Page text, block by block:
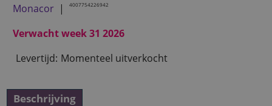
Monacor 4007754226942
Verwacht week 31 2026
Levertijd: Momenteel uitverkocht
Beschrijving